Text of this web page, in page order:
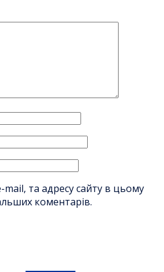
mail, та адресу сайту в цьому
коментарів.